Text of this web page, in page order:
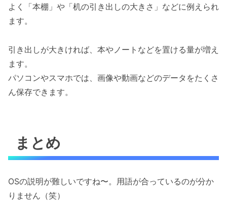
よく「本棚」や「机の引き出しの大きさ」などに例えられ
ます。
引き出しが大きければ、本やノートなどを置ける量が増え
ます。
パソコンやスマホでは、画像や動画などのデータをたくさ
ん保存できます。
まとめ
OSの説明が難しいですね〜。用語が合っているのが分か
りません（笑）